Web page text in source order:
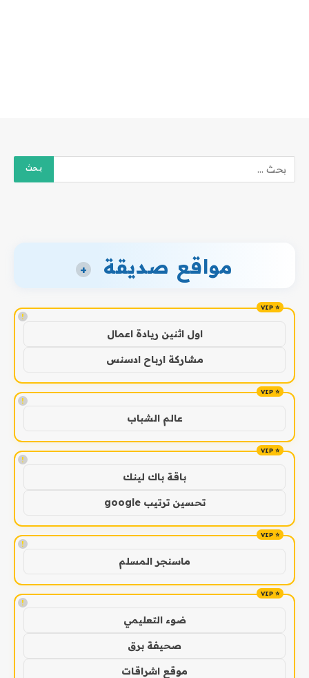
مواقع صديقة +
!
اول اثنين ريادة اعمال
مشاركة ارباح ادسنس
!
عالم الشباب
!
باقة باك لينك
تحسين ترتيب google
!
ماسنجر المسلم
!
ضوء التعليمي
صحيفة برق
موقع اشراقات